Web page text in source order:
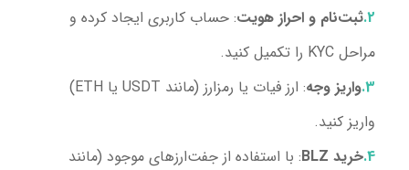
ثبت‌نام و احراز هویت: حساب کاربری ایجاد کرده و
مراحل KYC را تکمیل کنید.
واریز وجه
: ارز فیات یا رمزارز (مانند USDT یا ETH)
واریز کنید.
خرید
: با استفاده از جفت‌ارزهای موجود (مانند